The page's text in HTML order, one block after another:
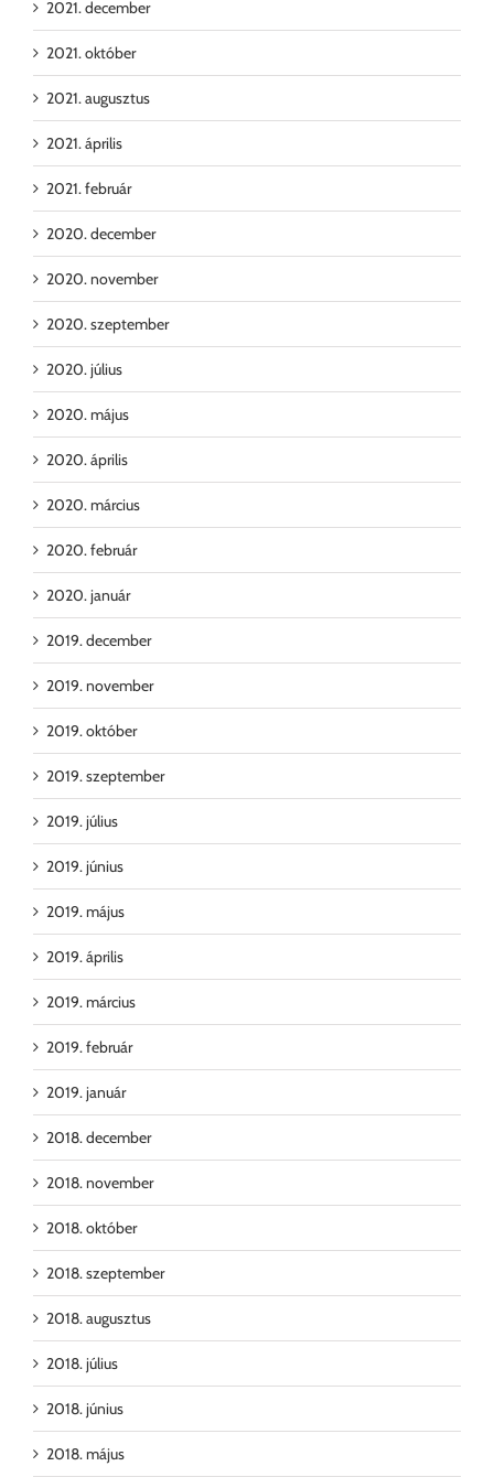
2021. december
2021. október
2021. augusztus
2021. április
2021. február
2020. december
2020. november
2020. szeptember
2020. július
2020. május
2020. április
2020. március
2020. február
2020. január
2019. december
2019. november
2019. október
2019. szeptember
2019. július
2019. június
2019. május
2019. április
2019. március
2019. február
2019. január
2018. december
2018. november
2018. október
2018. szeptember
2018. augusztus
2018. július
2018. június
2018. május